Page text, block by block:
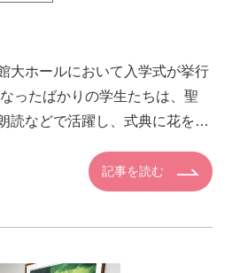
大ホールにおいて入学式が挙行
ったばかりの学生たちは、聖
読などで活躍し、式典に花を添
記事を読む